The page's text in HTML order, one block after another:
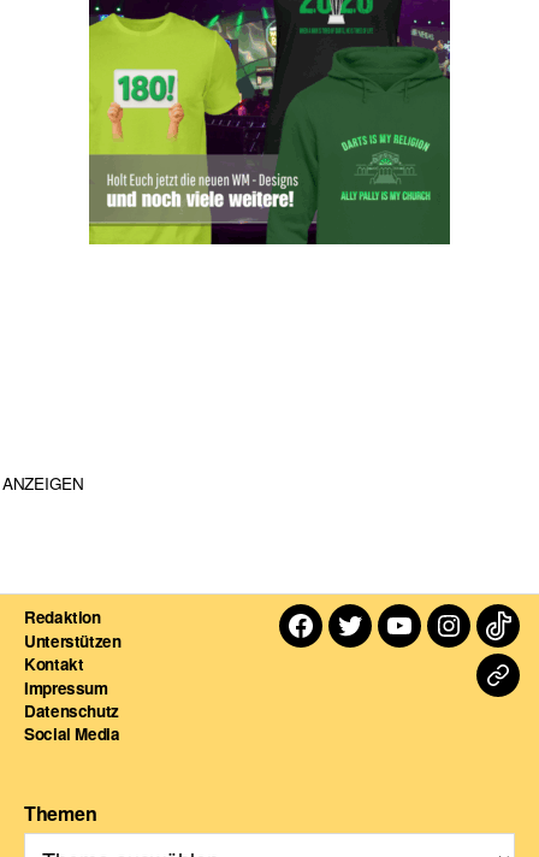
ANZEIGEN
Redaktion
Unterstützen
Kontakt
Impressum
Datenschutz
Social Media
Facebook
TwitterYoutube
Themen